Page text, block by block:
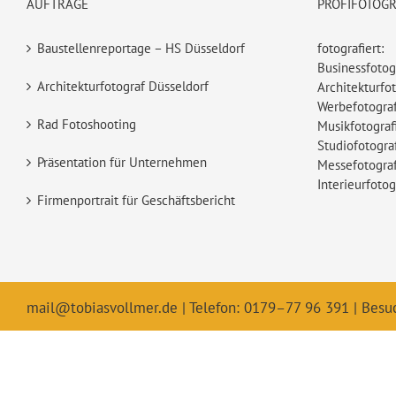
AUFTRÄGE
Baustellenreportage – HS Düsseldorf
Architekturfotograf Düsseldorf
Rad Fotoshooting
Präsentation für Unternehmen
Firmenportrait für Geschäftsbericht
fotografiert:
mail@tobiasvollmer.de | Telefon: 0179–77 96 391 |